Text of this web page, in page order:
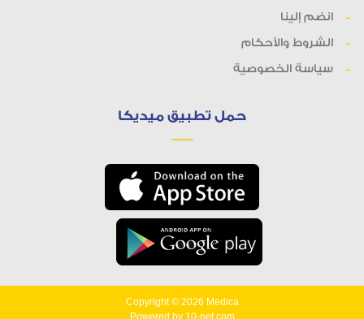
انضم إلينا
الشروط والأحكام
سياسة الخصوصية
حمل تطبيق ميديكا
Copyright © 2026 Medica